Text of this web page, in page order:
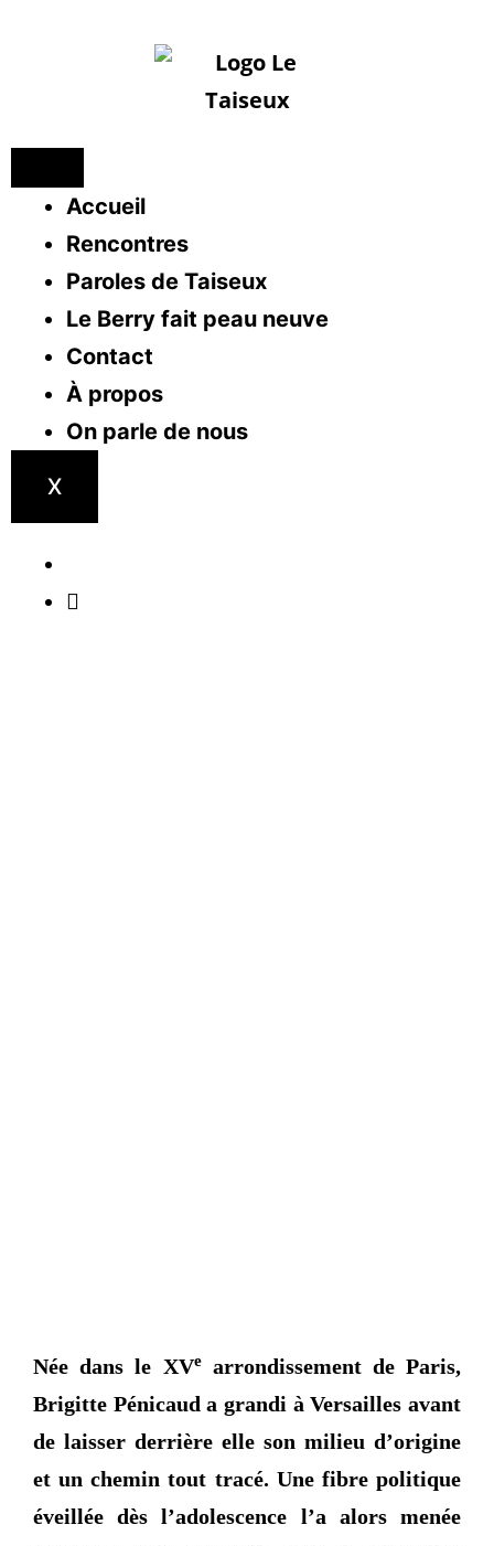
Accueil
Rencontres
Paroles de Taiseux
Le Berry fait peau neuve
Contact
À propos
On parle de nous
X
Née dans le XVearrondissement de Paris,
Brigitte Pénicaud a grandi à Versailles avant
de laisser derrière elle son milieu d’origine
et un chemin tout tracé. Une fibre politique
éveillée dès l’adolescence l’a alors menée